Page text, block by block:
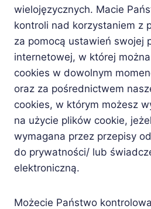
wielojęzycznych. Macie
kontroli nad korzystaniem z
za pomocą ustawień swojej
internetowej, w której można
cookies w dowolnym
oraz za pośrednictwem
cookies, w którym możesz
na użycie plików cookie,
wymagana przez przepisy
do prywatności/ lub
elektroniczną.
Możecie Państwo